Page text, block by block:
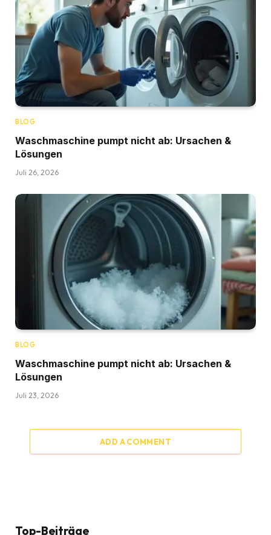
BLOG
Waschmaschine pumpt nicht ab: Ursachen &
Lösungen
Juli 26, 2026
BLOG
Waschmaschine pumpt nicht ab: Ursachen &
Lösungen
Juli 23, 2026
ADD A COMMENT
Top-Beiträge